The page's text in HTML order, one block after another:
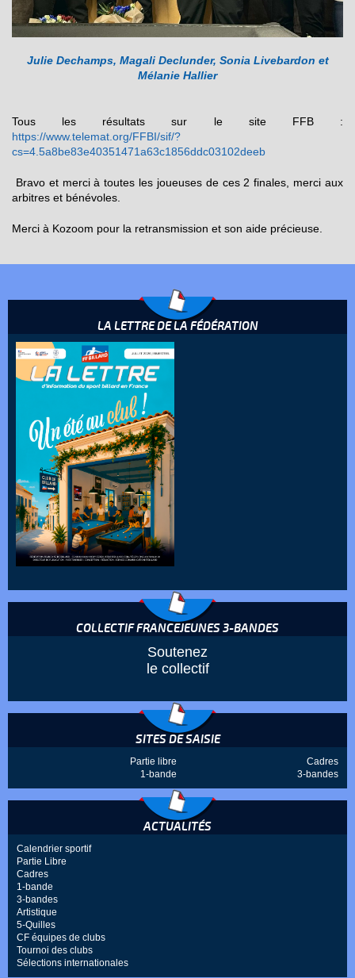
Julie Dechamps, Magali Declunder, Sonia Livebardon et
Mélanie Hallier
Tous les résultats sur le site FFB :
https://www.telemat.org/FFBI/sif/?
cs=4.5a8be83e40351471a63c1856ddc03102deeb
Bravo et merci à toutes les joueuses de ces 2 finales, merci aux
arbitres et bénévoles.
Merci à Kozoom pour la retransmission et son aide précieuse.
LA LETTRE DE LA FÉDÉRATION
COLLECTIF FRANCEJEUNES 3-BANDES
Soutenez
le collectif
SITES DE SAISIE
Partie libre
Cadres
1-bande
3-bandes
ACTUALITÉS
Calendrier sportif
Partie Libre
Cadres
1-bande
3-bandes
Artistique
5-Quilles
CF équipes de clubs
Tournoi des clubs
Sélections internationales